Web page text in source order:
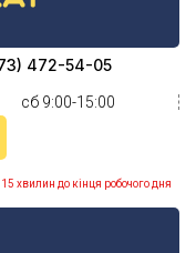
472-54-05
cб 9:00-15:00
хвилин до кінця робочого дня